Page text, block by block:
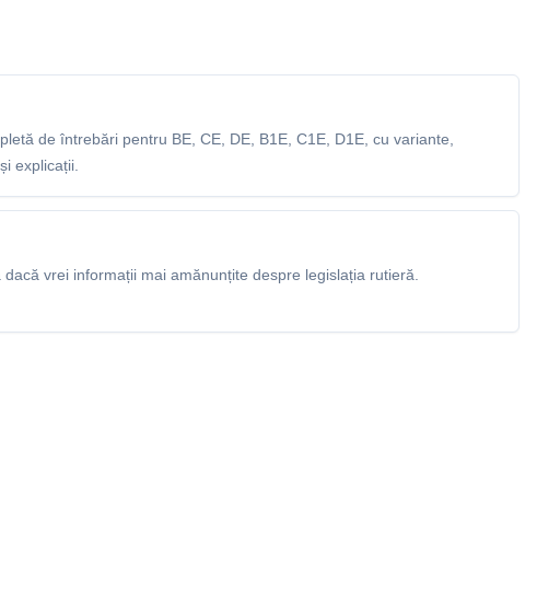
de întrebări pentru BE, CE, DE, B1E, C1E, D1E, cu variante,
explicații.
vrei informații mai amănunțite despre legislația rutieră.